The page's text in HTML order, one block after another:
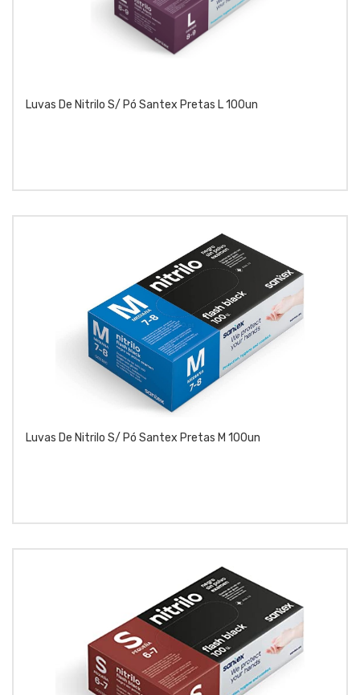
Luvas De Nitrilo S/ Pó Santex Pretas L 100un
Luvas De Nitrilo S/ Pó Santex Pretas M 100un